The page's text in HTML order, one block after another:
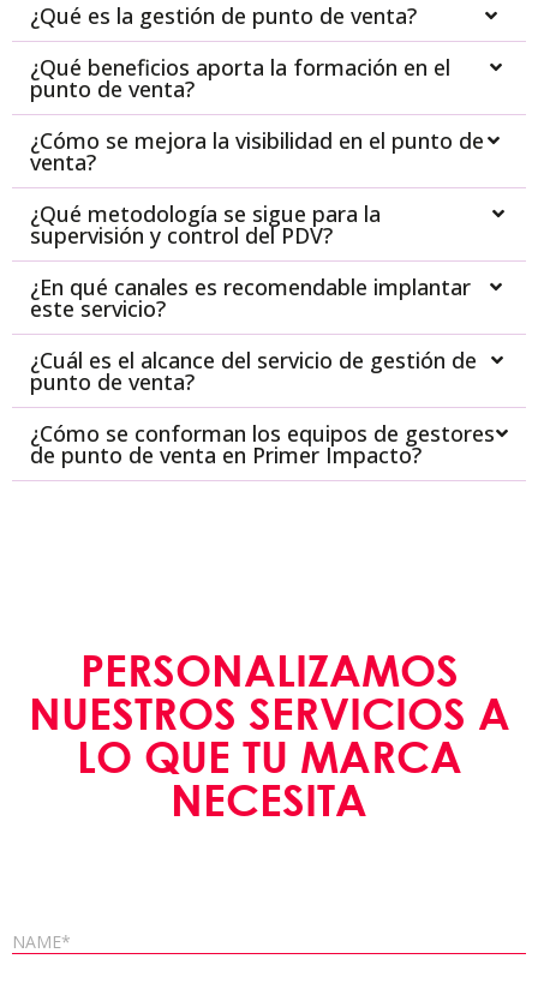
¿Qué es la gestión de punto de venta?
¿Qué beneficios aporta la formación en el
punto de venta?
¿Cómo se mejora la visibilidad en el punto de
venta?
¿Qué metodología se sigue para la
supervisión y control del PDV?
¿En qué canales es recomendable implantar
este servicio?
¿Cuál es el alcance del servicio de gestión de
punto de venta?
¿Cómo se conforman los equipos de gestores
de punto de venta en Primer Impacto?
PERSONALIZAMOS
NUESTROS SERVICIOS A
LO QUE TU MARCA
NECESITA